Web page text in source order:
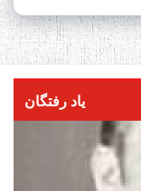
یاد رفتگان